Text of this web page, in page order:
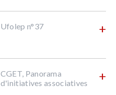
Ufolep n°37 +
CGET, Panorama
d'initiatives associatives
+